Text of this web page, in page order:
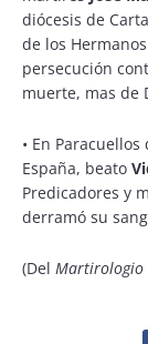
diócesis de
de los
persecución
muerte, mas de
• En
España, beato
Predicadores y
derramó su
(Del Martirologio